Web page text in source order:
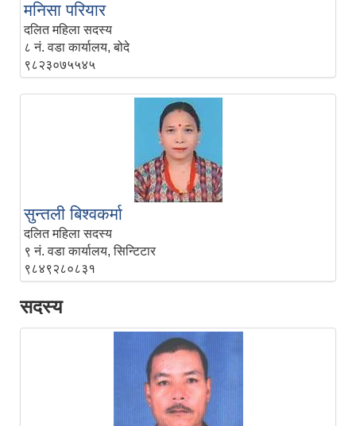
मनिसा परियार
दलित महिला सदस्य
८ नं. वडा कार्यालय, बोदे
९८२३०७५५४५
सुन्तली बिश्‍वकर्मा
दलित महिला सदस्य
९ नं. वडा कार्यालय, सिन्टिटार
९८४९२८०८३१
सदस्य